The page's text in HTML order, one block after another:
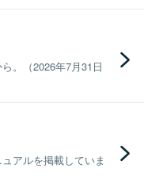
。（2026年7月31日
アルを掲載していま